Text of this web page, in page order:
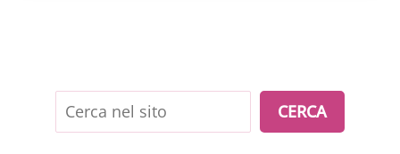
Cerca CERCA